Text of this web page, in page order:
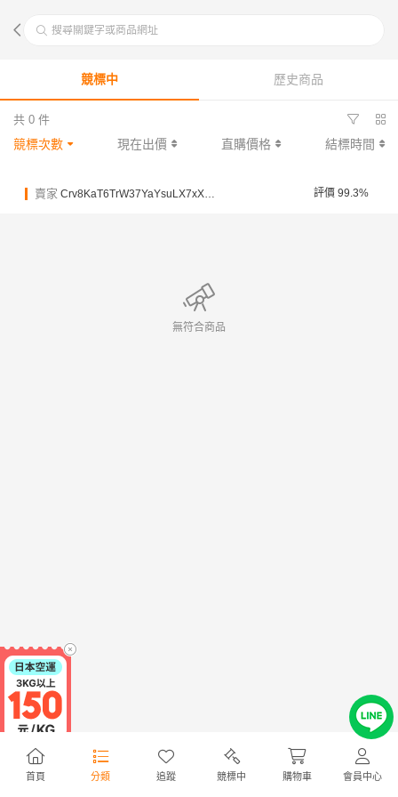
搜尋關鍵字或商品網址
首頁 分類 追蹤 競標中 購物車 會員中心
競標中 歷史商品
共 0 件
競標次數 現在出價 直購價格 結標時間
賣家 Crv8KaT6TrW37YaYsuLX7xXF5dfbM 評價 99.3%
無符合商品